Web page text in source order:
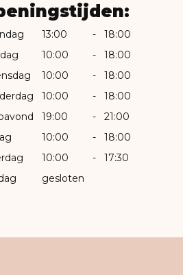
13:00 -
18:00
10:00 -
18:00
10:00 -
18:00
10:00 -
18:00
19:00 -
21:00
10:00 -
18:00
10:00 -
17:30
gesloten